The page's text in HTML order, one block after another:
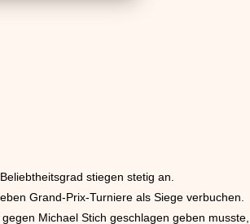
stiegen stetig an.
Grand-Prix-Turniere als Siege verbuchen.
Michael Stich geschlagen geben musste,